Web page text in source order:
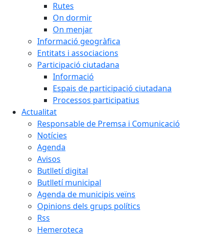
Rutes
On dormir
On menjar
Informació geogràfica
Entitats i associacions
Participació ciutadana
Informació
Espais de participació ciutadana
Processos participatius
Actualitat
Responsable de Premsa i Comunicació
Notícies
Agenda
Avisos
Butlletí digital
Butlletí municipal
Agenda de municipis veïns
Opinions dels grups polítics
Rss
Hemeroteca